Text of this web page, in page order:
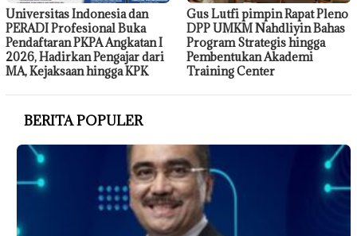
Universitas Indonesia dan
PERADI Profesional Buka
Pendaftaran PKPA Angkatan I
2026, Hadirkan Pengajar dari
MA, Kejaksaan hingga KPK
Gus Lutfi pimpin Rapat Pleno
DPP UMKM Nahdliyin Bahas
Program Strategis hingga
Pembentukan Akademi
Training Center
BERITA POPULER